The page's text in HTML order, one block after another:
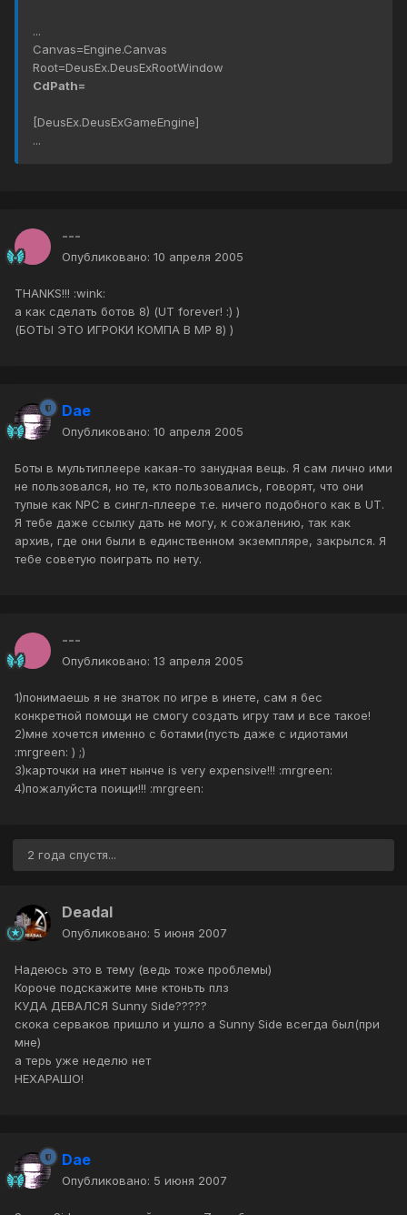
...
Canvas=Engine.Canvas
Root=DeusEx.DeusExRootWindow
CdPath=
[DeusEx.DeusExGameEngine]
...
---
Опубликовано: 10 апреля 2005
THANKS!!! :wink:
а как сделать ботов 8) (UT forever! :) )
(БОТЫ ЭТО ИГРОКИ КОМПА В MP 8) )
Dae
Опубликовано: 10 апреля 2005
Боты в мультиплеере какая-то занудная вещь. Я сам лично ими
не пользовался, но те, кто пользовались, говорят, что они
тупые как NPC в сингл-плеере т.е. ничего подобного как в UT.
Я тебе даже ссылку дать не могу, к сожалению, так как
архив, где они были в единственном экземпляре, закрылся. Я
тебе советую поиграть по нету.
---
Опубликовано: 13 апреля 2005
1)понимаешь я не знаток по игре в инете, сам я бес
конкретной помощи не смогу создать игру там и все такое!
2)мне хочется именно с ботами(пусть даже с идиотами
:mrgreen: ) ;)
3)карточки на инет нынче is very expensive!!! :mrgreen:
4)пожалуйста поищи!!! :mrgreen:
2 года спустя...
Deadal
Опубликовано: 5 июня 2007
Надеюсь это в тему (ведь тоже проблемы)
Короче подскажите мне ктоньть плз
КУДА ДЕВАЛСЯ Sunny Side?????
скока серваков пришло и ушло а Sunny Side всегда был(при
мне)
а терь уже неделю нет
НЕХАРАШО!
Dae
Опубликовано: 5 июня 2007